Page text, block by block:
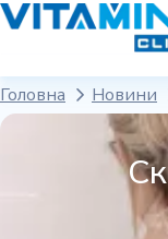
Головна Новини